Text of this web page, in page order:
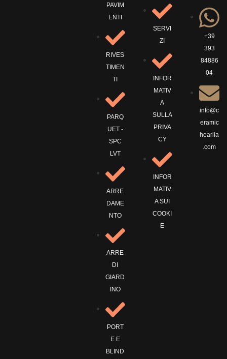
PAVIM
ENTI
RIVES
TIMEN
TI
PARQ
UET -
SPC
LVT
ARRE
DAME
NTO
ARRE
DI
GIARD
INO
PORT
E E
BLIND
SERVI
ZI
INFOR
MATIV
A
SULLA
PRIVA
CY
INFOR
MATIV
A SUI
COOKI
E
+39
393
84886
04
info@c
eramic
hearlia
.com